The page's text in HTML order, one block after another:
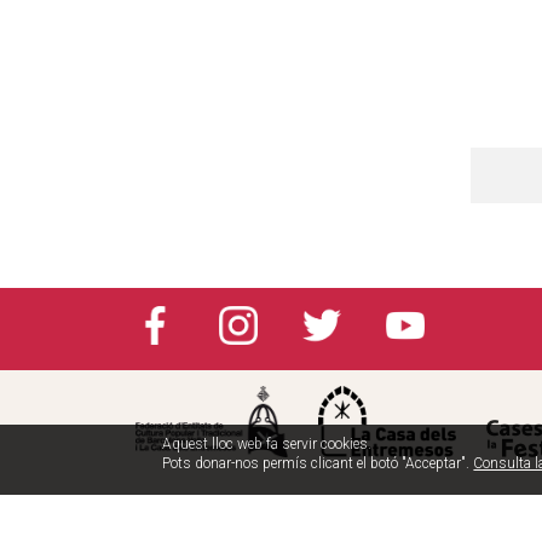
Aquest lloc web fa servir cookies.
Pots donar-nos permís clicant el botó "Acceptar". Consulta